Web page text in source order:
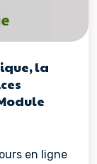
la
en ligne